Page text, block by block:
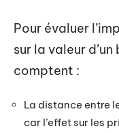
Pour évaluer
sur la valeur
comptent :
La distance entre
car l’effet sur les